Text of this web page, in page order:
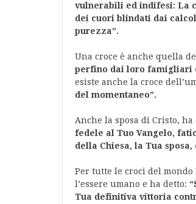
vulnerabili ed indifesi: La
dei cuori blindati dai
purezza”.
Una croce è anche quella
perfino dai loro famigliari
esiste anche la croce
del momentaneo”.
Anche la sposa di Cristo,
fedele al Tuo Vangelo,
della Chiesa, la Tua
Per tutte le croci del mondo
l’essere umano e ha detto:
Tua definitiva vittoria